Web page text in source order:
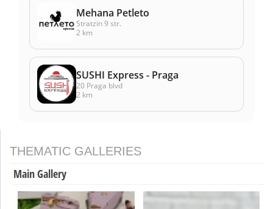
Mehana Petleto
Stratzin 9 str.
2 km
SUSHI Express - Praga
20 Praga blvd
2 km
THEMATIC GALLERIES
Main Gallery